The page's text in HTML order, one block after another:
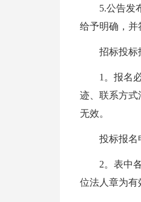
5.公告发
给予明确，并
招标投标
1。报名
迹、联系方式
无效。
投标报名
2。表中
位法人章为有